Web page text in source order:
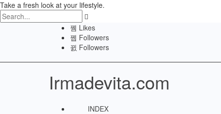
Take a fresh look at your lifestyle.
Likes
Followers
Followers
Irmadevita.com
INDEX